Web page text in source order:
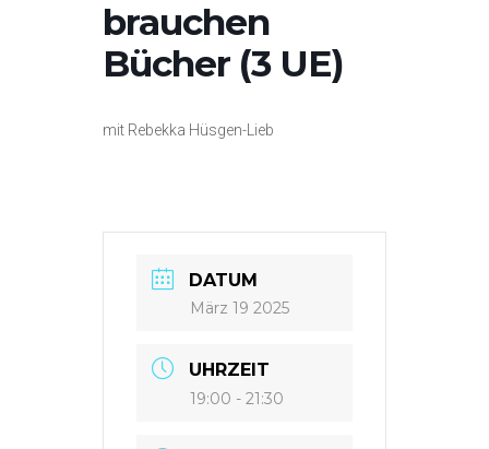
brauchen
Bücher (3 UE)
mit Rebekka Hüsgen-Lieb
DATUM
März 19 2025
UHRZEIT
19:00 - 21:30